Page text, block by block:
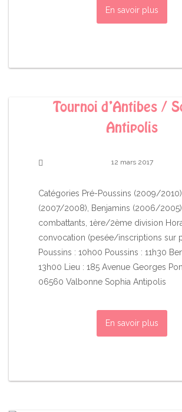
En savoir plus
Tournoi d’Antibes /
Antipolis
12 mars 2017
Catégories Pré-Poussins (2009/
(2007/2008), Benjamins (2006/
combattants, 1ère/2ème division
convocation (pesée/inscriptions sur
Poussins : 10h00 Poussins : 11h30
13h00 Lieu : 185 Avenue Georges
06560 Valbonne Sophia Antipolis
En savoir plus